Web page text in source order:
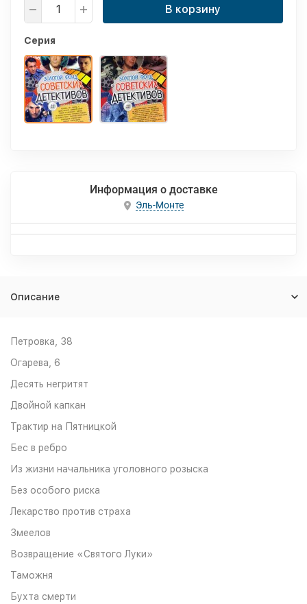
В корзину
Серия
Информация о доставке
Эль-Монте
Описание
Петровка, 38
Огарева, 6
Десять негритят
Двойной капкан
Трактир на Пятницкой
Бес в ребро
Из жизни начальника уголовного розыска
Без особого риска
Лекарство против страха
Змеелов
Возвращение «Святого Луки»
Таможня
Бухта смерти